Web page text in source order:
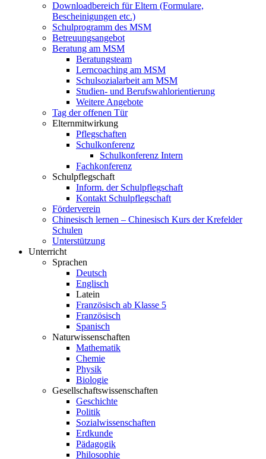
Downloadbereich für Eltern (Formulare,
Bescheinigungen etc.)
Schulprogramm des MSM
Betreuungsangebot
Beratung am MSM
Beratungsteam
Lerncoaching am MSM
Schulsozialarbeit am MSM
Studien- und Berufswahlorientierung
Weitere Angebote
Tag der offenen Tür
Elternmitwirkung
Pflegschaften
Schulkonferenz
Schulkonferenz Intern
Fachkonferenz
Schulpflegschaft
Inform. der Schulpflegschaft
Kontakt Schulpflegschaft
Förderverein
Chinesisch lernen – Chinesisch Kurs der Krefelder
Schulen
Unterstützung
Unterricht
Sprachen
Deutsch
Englisch
Latein
Französisch ab Klasse 5
Französisch
Spanisch
Naturwissenschaften
Mathematik
Chemie
Physik
Biologie
Gesellschaftswissenschaften
Geschichte
Politik
Sozialwissenschaften
Erdkunde
Pädagogik
Philosophie